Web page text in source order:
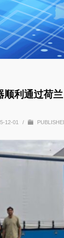
顺利通过荷
12-01 /